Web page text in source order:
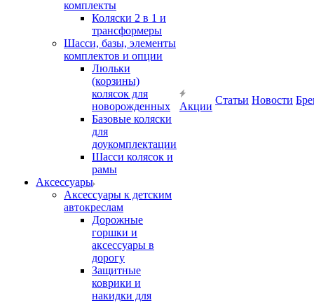
комплекты
Коляски 2 в 1 и
трансформеры
Шасси, базы, элементы
комплектов и опции
Люльки
(корзины)
колясок для
новорожденных
Базовые коляски
для
доукомплектации
Шасси колясок и
рамы
Аксессуары
Аксессуары к детским
автокреслам
Дорожные
горшки и
аксессуары в
дорогу
Защитные
коврики и
накидки для
Акции
Статьи Новости